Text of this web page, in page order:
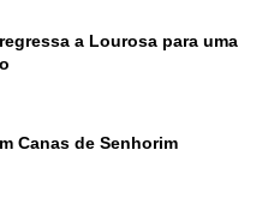
a Lourosa para uma
Canas de Senhorim